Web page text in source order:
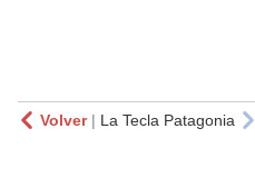
Volver| La Tecla Patagonia